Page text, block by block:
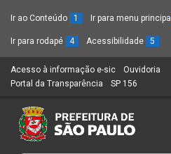
Ir ao Conteúdo 1 Ir para menu principal
Ir para rodapé 4 Acessibilidade 5
Acesso à informação e-sic (Link
para
novo
sítio)
Ouvidoria
Portal da Transparência (Link
um
novo
SP 156